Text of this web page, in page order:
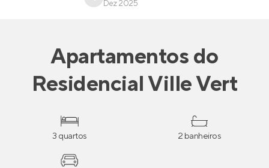
Dez 2025
Apartamentosdo
Residencial Ville Vert
3 quartos 2 banheiros